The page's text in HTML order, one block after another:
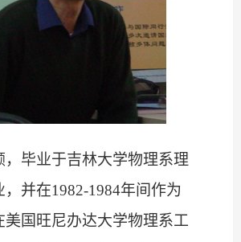
，毕业于吉林大学物理系理
并在1982-1984年间作为
美国旺尼办达大学物理系工